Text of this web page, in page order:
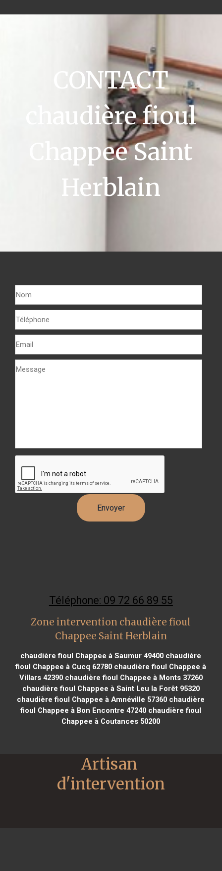
CONTACT
chaudière fioul
Chappee Saint
Herblain
Téléphone: 09 72 66 89 55
Zone intervention chaudière fioul
Chappee Saint Herblain
chaudière fioul Chappee à Saumur 49400 chaudière
fioul Chappee à Cucq 62780 chaudière fioul Chappee à
Villars 42390chaudière fioul Chappee à Monts 37260
chaudière fioul Chappee à Saint Leu la Forêt 95320
chaudière fioul Chappee à Amnéville 57360 chaudière
fioul Chappee à Bon Encontre 47240 chaudière fioul
Chappee à Coutances 50200
Artisan
d'intervention